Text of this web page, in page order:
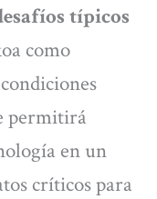
típicos
como
permitirá
en un
críticos para